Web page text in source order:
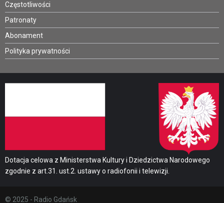
Częstotliwości
Patronaty
Abonament
Polityka prywatności
Dotacja celowa z Ministerstwa Kultury i Dziedzictwa Narodowego
zgodnie z art.31. ust.2. ustawy o radiofonii i telewizji.
© 2025 - Radio Gdańsk